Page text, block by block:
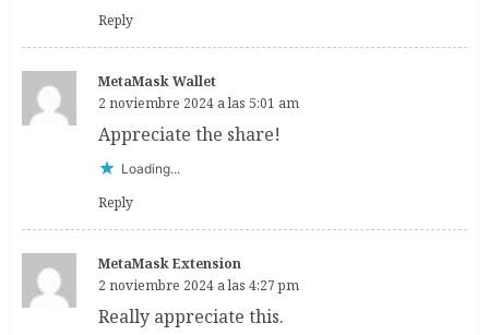
Reply
MetaMask Wallet
2 noviembre 2024 a las 5:01 am
Appreciate the share!
Loading...
Reply
MetaMask Extension
2 noviembre 2024 a las 4:27 pm
Really appreciate this.